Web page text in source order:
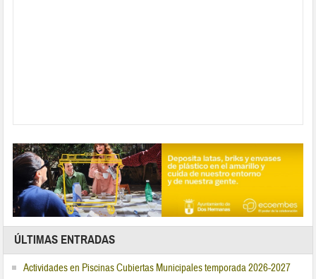
ÚLTIMAS ENTRADAS
Actividades en Piscinas Cubiertas Municipales temporada 2026-2027